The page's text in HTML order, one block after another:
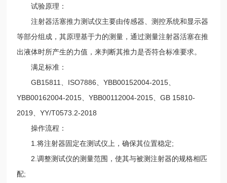
试验原理：
注射器活塞推力测试仪主要由传感器、测控系统和显示器
等部分组成，其原理基于力的测量，通过测量注射器活塞在推
出液体时所产生的力值，来判断其推力是否符合标准要求。
满足标准：
GB15811、ISO7886、YBB00152004-2015、
YBB00162004-2015、YBB00112004-2015、GB 15810-
2019、YY/T0573.2-2018
操作流程：
1.将注射器固定在测试仪上，确保其位置稳定;
2.调整测试仪的测量范围，使其与被测注射器的规格相匹
配;